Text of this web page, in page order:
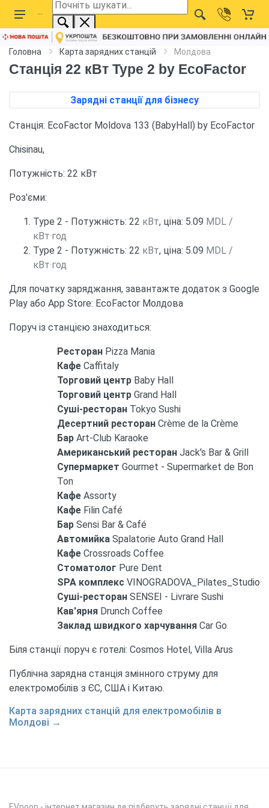
Головна Карта зарядних станцій Молдова
Станція 22 кВт Type 2 by EcoFactor
Зарядні станції для бізнесу
Станція: EcoFactor Moldova 133 (BabyHall) by EcoFactor
Chisinau,
Потужність: 22 кВт
Роз'єми:
Type 2 - Потужність: 22 кВт, ціна: 5.09 MDL /
кВт·год
Type 2 - Потужність: 22 кВт, ціна: 5.09 MDL /
кВт·год
Для початку заряджання, завантажте додаток з Google
Play або App Store: EcoFactor Молдова
Поруч із станцією знаходиться:
Ресторан Pizza Mania
Кафе Caffitaly
Торговий центр Baby Hall
Торговий центр Grand Hall
Суші-ресторан Tokyo Sushi
Десертний ресторан Crème de la Crème
Бар Art-Club Karaoke
Американський ресторан Jack's Bar & Grill
Супермаркет Gourmet - Supermarket de Bon
Ton
Кафе Assorty
Кафе Filin Café
Бар Sensi Bar & Café
Автомийка Spalatorie Auto Grand Hall
Кафе Crossroads Coffee
Стоматолог Pure Dent
SPA комплекс VINOGRADOVA_Pilates_Studio
Суші-ресторан SENSEI - Livrare Sushi
Кав'ярня Drunch Coffee
Заклад швидкого харчування Car Go
Біля станції поруч є готелі: Cosmos Hotel, Villa Arus
Публічна зарядна станція змінного струму для
електромобілів з ЄС, США і Китаю.
Карта зарядних станцій для електромобілів в
Молдові →